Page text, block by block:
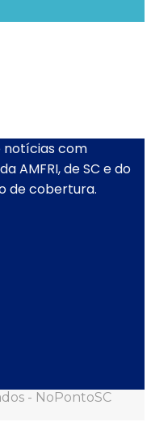
notícias com
AMFRI, de SC e do
de cobertura.
- NoPontoSC